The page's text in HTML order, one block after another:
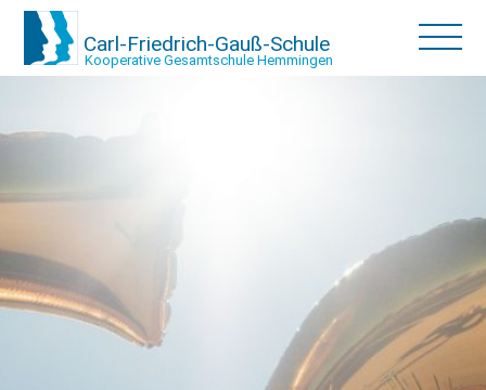
Carl-Friedrich-Gauß-Schule
Kooperative Gesamtschule Hemmingen